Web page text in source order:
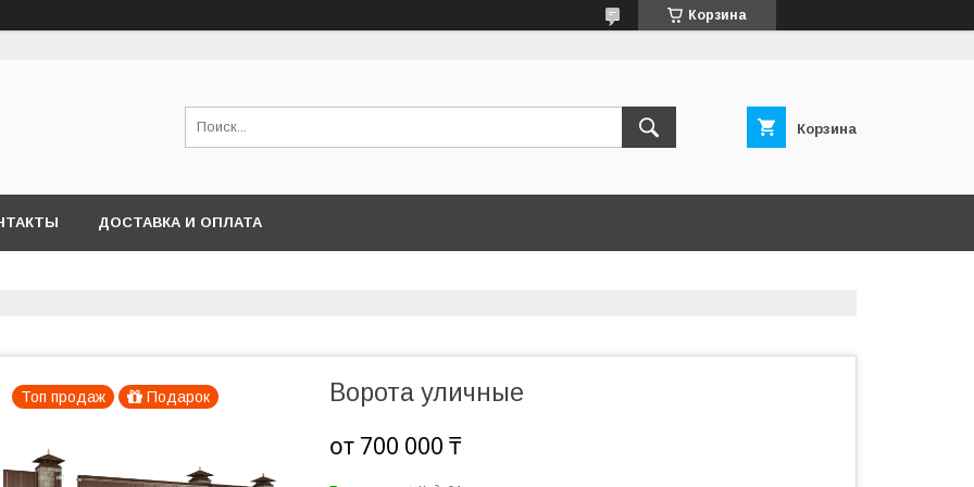
Корзина
Корзина
ДОСТАВКА И ОПЛАТА
Топ продаж Подарок Ворота уличные
от 700 000 ₸